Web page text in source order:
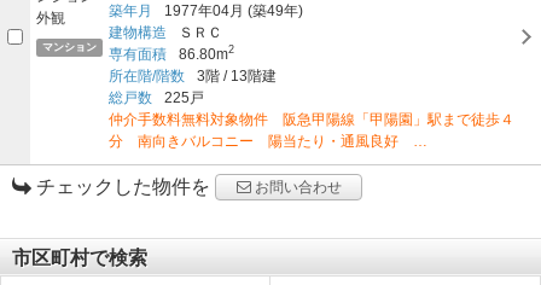
マンション
築年月 1977年04月 (築49年)
建物構造
ＳＲＣ
専有面積
86.80m2
所在階/階数 3階 /13階建
総戸数
225戸
仲介手数料無料対象物件 阪急甲陽線「甲陽園」駅まで徒歩４
分 南向きバルコニー 陽当たり・通風良好 …
チェックした物件を お問い合わせ
市区町村で検索